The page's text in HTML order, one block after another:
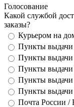
Голосование
Какой службой
заказы?
Курьером на
Пункты выдачи
Пункты
Пункты
Пункты
Пункты
Почта России /